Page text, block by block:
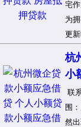
宅
为
更
杭
小
联
围
然